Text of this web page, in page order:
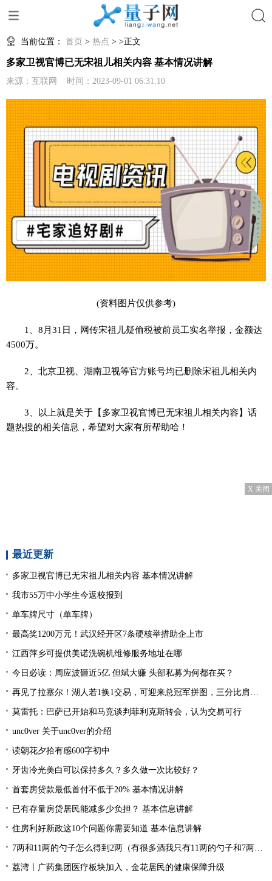
当前位置： 首页 > 热点 > >正文
多家卫视官博已无宋祖儿相关内容 基本情况讲解
来源：互联网 时间：2023-09-01 06:31:10
(资料图片仅供参考)
1、8月31日，网传宋祖儿疑偷税被前员工实名举报，金额达
4500万。
2、北京卫视、湖南卫视等官方账号均已删除宋祖儿相关内
容。
3、以上就是关于【多家卫视官博已无宋祖儿相关内容】话
题热搜的相关信息，希望对大家有所帮助哈！
X 关闭
最近更新
多家卫视官博已无宋祖儿相关内容 基本情况讲解
我市55万中小学生今返校报到
单车牌尺寸（单车牌）
最高奖1200万元！武汉经开区7条硬核举措助企上市
江西萍乡可提供美诺洗碗机维修服务地址在哪
今日必读：周应波砸近5亿 但斌大赚 头部私募为何都在买？
再见了拉塞尔！湖人若1换1交易，可迎来总冠军拼图，三分比肩库里
莫雷托：巴萨已开始和马竞谈判菲利克斯转会，认为交易可行
unc0ver 关于unc0ver的介绍
读朝花夕拾有感600字初中
牙齿冷光美白可以保持多久？多久做一次比较好？
首套房贷款最低首付不低于20% 基本情况讲解
已有存量房贷居民能减多少负担？ 基本信息讲解
住房利好新政这10个问题你需要知道 基本信息讲解
7两和11两的勺子怎么得到2两（有很多酒我只有11两的勺子和7两的勺子如何得到2两酒）
荔湾丨广药集团医疗板块加入，金花居民的健康保障升级